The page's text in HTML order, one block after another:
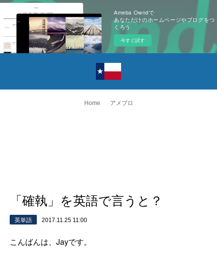
Ameba Owndで
あなただけのホームページやブログをつ
くろう
今すぐ試す
Home アメブロ
「確執」を英語で言うと？
英単語 2017.11.25 11:00
こんばんは、Jayです。